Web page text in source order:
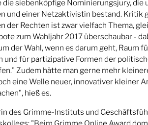
siebenköpfige Nominierungsjury, die
und einer Netzaktivistin bestand. Kritik
der Rechten ist zwar vielfach Thema,
zum Wahljahr 2017 überschaubar -
der Wahl, wenn es darum geht, Raum
und für partizipative Formen der
Zudem hätte man gerne mehr
eine Welle neuer, innovativer kleiner
hieß es.
des Grimme-Instituts und
"Beim Grimme Online Award